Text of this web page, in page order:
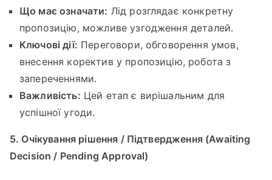
Що має означати: Лід розглядає конкретну
пропозицію, можливе узгодження деталей.
Ключові дії: Переговори, обговорення умов,
внесення коректив у пропозицію, робота з
запереченнями.
Важливість: Цей етап є вирішальним для
успішної угоди.
5. Очікування рішення / Підтвердження (Awaiting
Decision / Pending Approval)